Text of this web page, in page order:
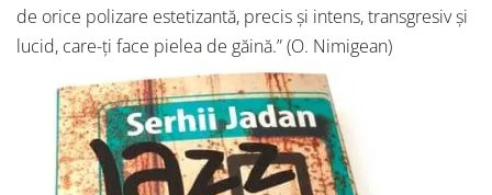
de orice polizare estetizantă, precis și intens, transgresiv și
lucid, care-ți face pielea de găină.” (O. Nimigean)